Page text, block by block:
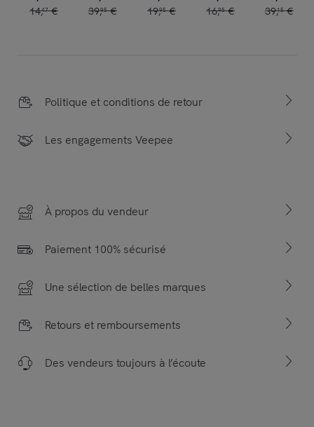
14,47 € 39,95 € 19,95 € 16,95 € 39,15 €
Politique et conditions de retour
Les engagements Veepee
À propos du vendeur
Paiement 100% sécurisé
Une sélection de belles marques
Retours et remboursements
Des vendeurs toujours à l’écoute